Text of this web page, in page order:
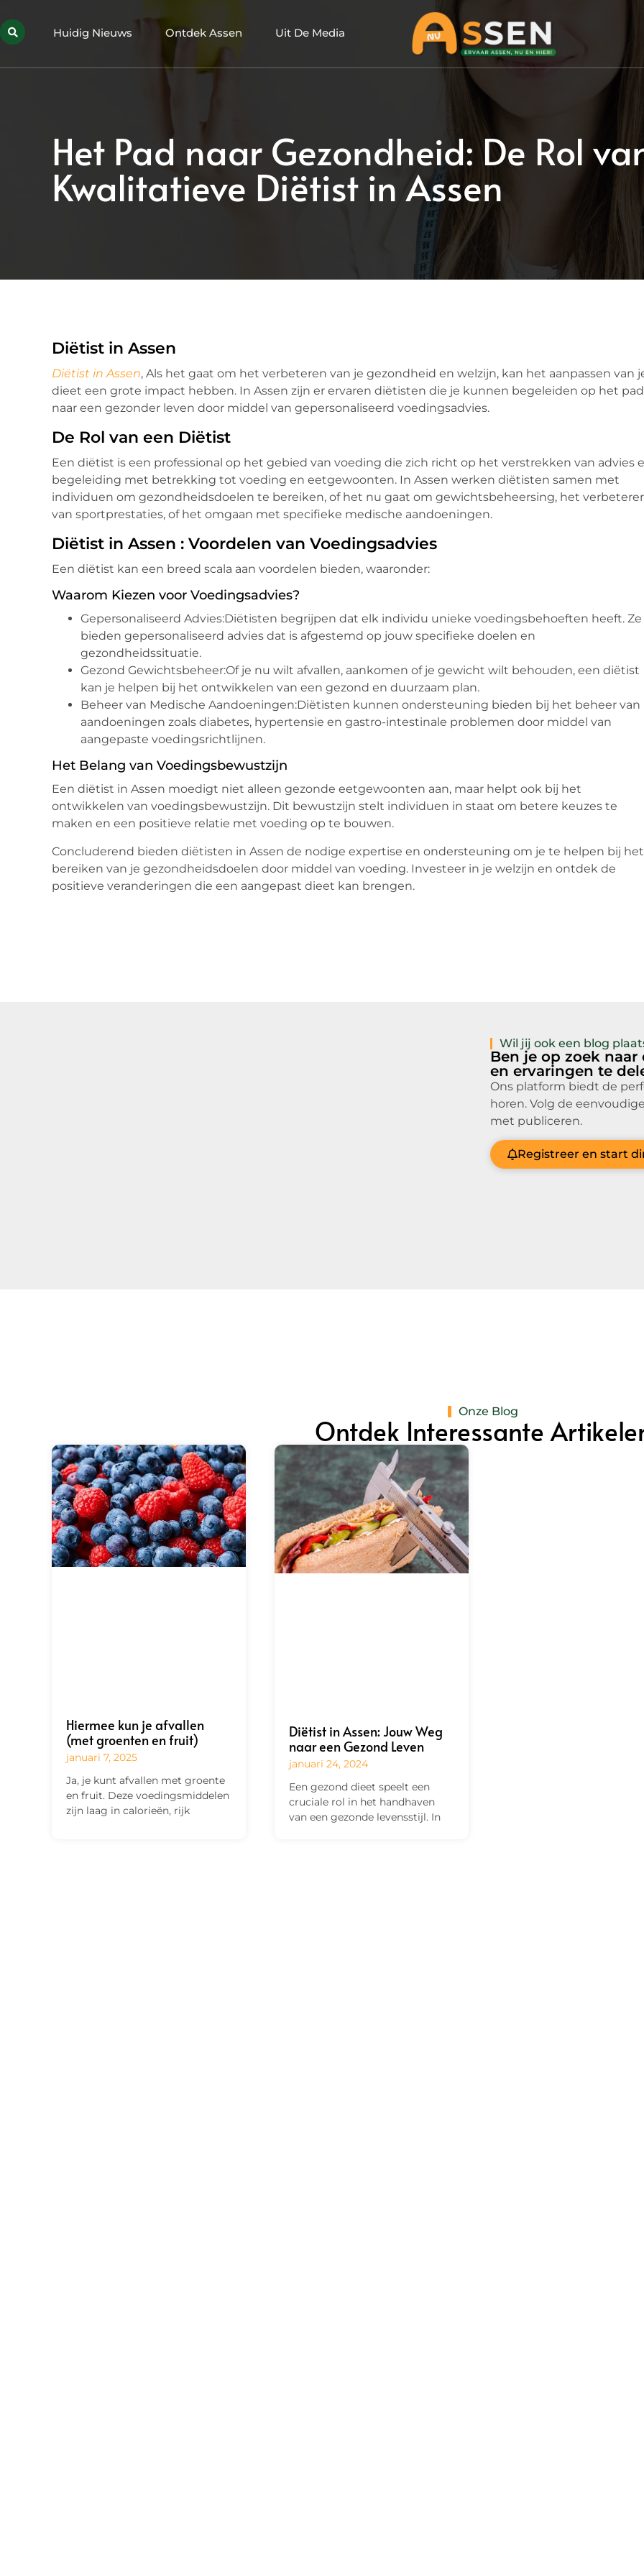
Huidig Nieuws Ontdek Assen Uit De Media
Het Pad naar Gezondheid: De Rol
Kwalitatieve Diëtist in Assen
Diëtist in Assen
Diëtist in Assen, Als het gaat om het verbeteren van je gezondheid en welzijn, kan het aanpassen van
dieet een grote impact hebben. In Assen zijn er ervaren diëtisten die je kunnen begeleiden op het pad
naar een gezonder leven door middel van gepersonaliseerd voedingsadvies.
De Rol van een Diëtist
Een diëtist is een professional op het gebied van voeding die zich richt op het verstrekken van advies
begeleiding met betrekking tot voeding en eetgewoonten. In Assen werken diëtisten samen met
individuen om gezondheidsdoelen te bereiken, of het nu gaat om gewichtsbeheersing, het
van sportprestaties, of het omgaan met specifieke medische aandoeningen.
Diëtist in Assen : Voordelen van Voedingsadvies
Een diëtist kan een breed scala aan voordelen bieden, waaronder:
Waarom Kiezen voor Voedingsadvies?
Gepersonaliseerd Advies:Diëtisten begrijpen dat elk individu unieke voedingsbehoeften heeft. Ze
bieden gepersonaliseerd advies dat is afgestemd op jouw specifieke doelen en
gezondheidssituatie.
Gezond Gewichtsbeheer:Of je nu wilt afvallen, aankomen of je gewicht wilt behouden, een diëtist
kan je helpen bij het ontwikkelen van een gezond en duurzaam plan.
Beheer van Medische Aandoeningen:Diëtisten kunnen ondersteuning bieden bij het beheer van
aandoeningen zoals diabetes, hypertensie en gastro-intestinale problemen door middel van
aangepaste voedingsrichtlijnen.
Het Belang van Voedingsbewustzijn
Een diëtist in Assen moedigt niet alleen gezonde eetgewoonten aan, maar helpt ook bij het
ontwikkelen van voedingsbewustzijn. Dit bewustzijn stelt individuen in staat om betere keuzes te
maken en een positieve relatie met voeding op te bouwen.
Concluderend bieden diëtisten in Assen de nodige expertise en ondersteuning om je te helpen bij het
bereiken van je gezondheidsdoelen door middel van voeding. Investeer in je welzijn en ontdek de
positieve veranderingen die een aangepast dieet kan brengen.
Wil jij ook een blog
Ben je op zoek
en ervaringen te
Ons platform biedt de
horen. Volg de
met publiceren.
Registreer en start
Onze Blog
Ontdek Interessante
Hiermee kun je afvallen
(met groenten en fruit)
januari 7, 2025
Ja, je kunt afvallen met groente
en fruit. Deze voedingsmiddelen
zijn laag in calorieën, rijk
Diëtist in Assen: Jouw Weg
naar een Gezond Leven
januari 24, 2024
Een gezond dieet speelt een
cruciale rol in het handhaven
van een gezonde levensstijl. In